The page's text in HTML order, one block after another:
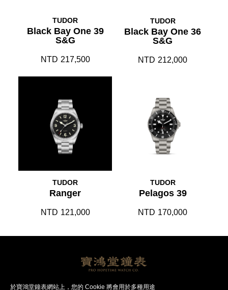
TUDOR
Black Bay One 39
S&G
NTD 217,500
TUDOR
Black Bay One 36
S&G
NTD 212,000
TUDOR
Ranger
NTD 121,000
TUDOR
Pelagos 39
NTD 170,000
於寶鴻堂鐘表網站上，您的 Cookie 將會用於多種用途